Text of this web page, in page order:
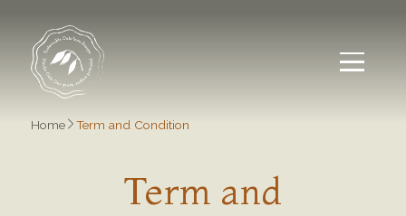
Home Term and Condition
Term and
Term and